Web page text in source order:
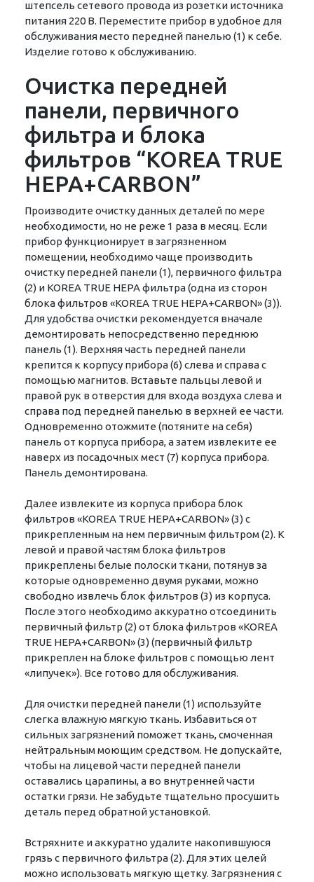
штепсель сетевого провода из розетки источника
питания 220 В. Переместите прибор в удобное для
обслуживания место передней панелью (1) к себе.
Изделие готово к обслуживанию.
Очистка передней
панели, первичного
фильтра и блока
фильтров “KOREA TRUE
HEPA+CARBON”
Производите очистку данных деталей по мере
необходимости, но не реже 1 раза в месяц. Если
прибор функционирует в загрязненном
помещении, необходимо чаще производить
очистку передней панели (1), первичного фильтра
(2) и KOREA TRUE HEPA фильтра (одна из сторон
блока фильтров «KOREA TRUE НЕРА+CARBON» (3)).
Для удобства очистки рекомендуется вначале
демонтировать непосредственно переднюю
панель (1). Верхняя часть передней панели
крепится к корпусу прибора (6) слева и справа с
помощью магнитов. Вставьте пальцы левой и
правой рук в отверстия для входа воздуха слева и
справа под передней панелью в верхней ее части.
Одновременно отожмите (потяните на себя)
панель от корпуса прибора, а затем извлеките ее
наверх из посадочных мест (7) корпуса прибора.
Панель демонтирована.
Далее извлеките из корпуса прибора блок
фильтров «KOREA TRUE НЕРА+CARBON» (3) с
прикрепленным на нем первичным фильтром (2). К
левой и правой частям блока фильтров
прикреплены белые полоски ткани, потянув за
которые одновременно двумя руками, можно
свободно извлечь блок фильтров (3) из корпуса.
После этого необходимо аккуратно отсоединить
первичный фильтр (2) от блока фильтров «KOREA
TRUE НЕРА+CARBON» (3) (первичный фильтр
прикреплен на блоке фильтров с помощью лент
«липучек»). Все готово для обслуживания.
Для очистки передней панели (1) используйте
слегка влажную мягкую ткань. Избавиться от
сильных загрязнений поможет ткань, смоченная
нейтральным моющим средством. Не допускайте,
чтобы на лицевой части передней панели
оставались царапины, а во внутренней части
остатки грязи. Не забудьте тщательно просушить
деталь перед обратной установкой.
Встряхните и аккуратно удалите накопившуюся
грязь с первичного фильтра (2). Для этих целей
можно использовать мягкую щетку. Загрязнения с